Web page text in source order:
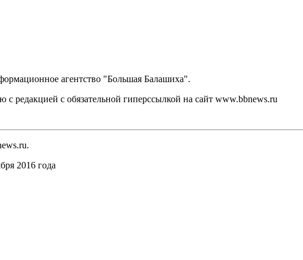
агентство "Большая Балашиха".
с редакцией с обязательной гиперссылкой на сайт www.bbnews.ru
2016 года